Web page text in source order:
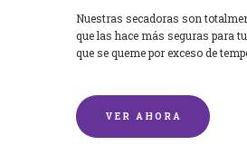
Nuestras secadoras son
que las hace más seguras para
que se queme por exceso de
VER AHORA